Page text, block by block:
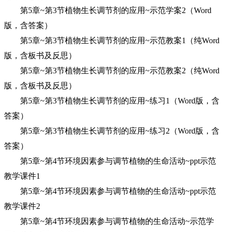
第5章~第3节植物生长调节剂的应用~示范学案2（Word
版，含答案）
第5章~第3节植物生长调节剂的应用~示范教案1（纯Word
版，含板书及反思）
第5章~第3节植物生长调节剂的应用~示范教案2（纯Word
版，含板书及反思）
第5章~第3节植物生长调节剂的应用~练习1（Word版，含
答案）
第5章~第3节植物生长调节剂的应用~练习2（Word版，含
答案）
第5章~第4节环境因素参与调节植物的生命活动~ppt示范
教学课件1
第5章~第4节环境因素参与调节植物的生命活动~ppt示范
教学课件2
第5章~第4节环境因素参与调节植物的生命活动~示范学